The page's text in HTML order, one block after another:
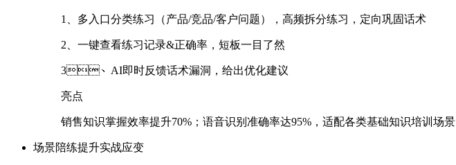
1、多入口分类练习（产品/竞品/客户问题），高频拆分练习，定向巩固话术
2、一键查看练习记录&正确率，短板一目了然
3、AI即时反馈话术漏洞，给出优化建议
亮点
销售知识掌握效率提升70%；语音识别准确率达95%，适配各类基础知识培训场景
场景陪练提升实战应变